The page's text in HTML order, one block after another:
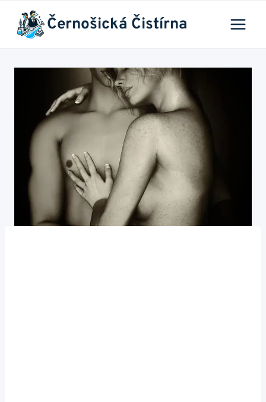
Přeskočit
obsah
Černošická Čistírna